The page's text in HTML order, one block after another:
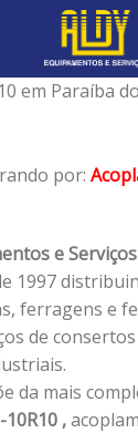
em Paraíba
por:
e Serviços
1997
ferragens e
de
da mais
,